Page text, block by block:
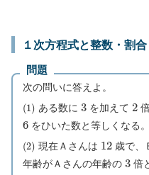
１次方程式と整数・割合
問題
次の問いに答えよ。
(1) ある数に 3 を加えて 2
6をひいた数と等しくなる
(2) 現在Ａさんは 12 歳で、
年齢がＡさんの年齢の 3倍